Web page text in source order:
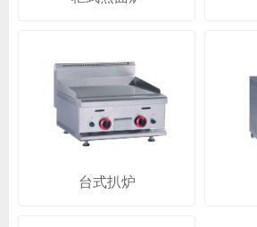
台式扒炉